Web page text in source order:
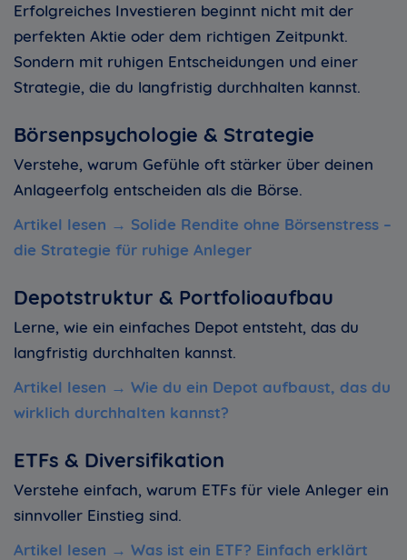
Erfolgreiches Investieren beginnt nicht mit der
perfekten Aktie oder dem richtigen Zeitpunkt.
Sondern mit ruhigen Entscheidungen und einer
Strategie, die du langfristig durchhalten kannst.
Börsenpsychologie & Strategie
Verstehe, warum Gefühle oft stärker über deinen
Anlageerfolg entscheiden als die Börse.
Artikel lesen → Solide Rendite ohne Börsenstress –
die Strategie für ruhige Anleger
Depotstruktur & Portfolioaufbau
Lerne, wie ein einfaches Depot entsteht, das du
langfristig durchhalten kannst.
Artikel lesen → Wie du ein Depot aufbaust, das du
wirklich durchhalten kannst?
ETFs & Diversifikation
Verstehe einfach, warum ETFs für viele Anleger ein
sinnvoller Einstieg sind.
Artikel lesen → Was ist ein ETF? Einfach erklärt